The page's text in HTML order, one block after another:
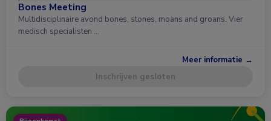
Bones Meeting
Multidisciplinaire avond bones, stones, moans and groans. Vier
medisch specialisten …
Meer informatie →
Inschrijven gesloten